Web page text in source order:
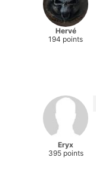
Hervé
194 points
Eryx
395 points